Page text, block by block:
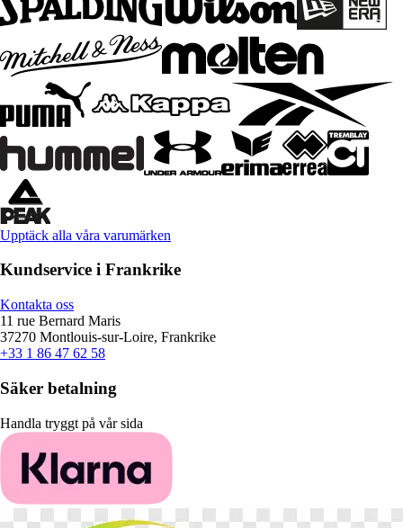
Upptäck alla våra varumärken
Kundservice i Frankrike
Kontakta oss
11 rue Bernard Maris
37270 Montlouis-sur-Loire, Frankrike
+33 1 86 47 62 58
Säker betalning
Handla tryggt på vår sida